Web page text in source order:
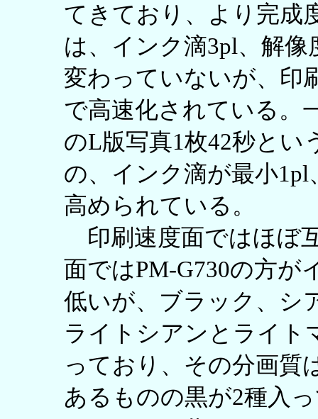
てきており、より完成
は、インク滴3pl、解像
変わっていないが、印
で高速化されている。
のL版写真1枚42秒とい
の、インク滴が最小1pl
高められている。
印刷速度面ではほぼ
面ではPM-G730の方が
低いが、ブラック、シ
ライトシアンとライト
っており、その分画質
あるものの黒が2種入